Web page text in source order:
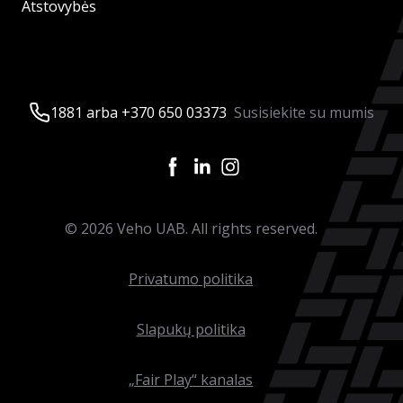
Atstovybės
1881 arba +370 650 03373 Susisiekite su mumis
© 2026 Veho UAB. All rights reserved.
Privatumo politika
Slapukų politika
„Fair Play“ kanalas